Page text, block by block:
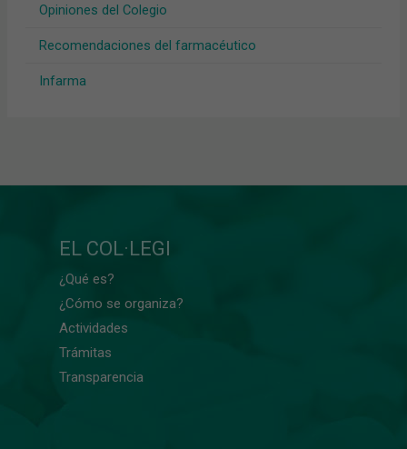
Opiniones del Colegio
Recomendaciones del farmacéutico
Infarma
EL COL·LEGI
¿Qué es?
¿Cómo se organiza?
Actividades
Trámitas
Transparencia